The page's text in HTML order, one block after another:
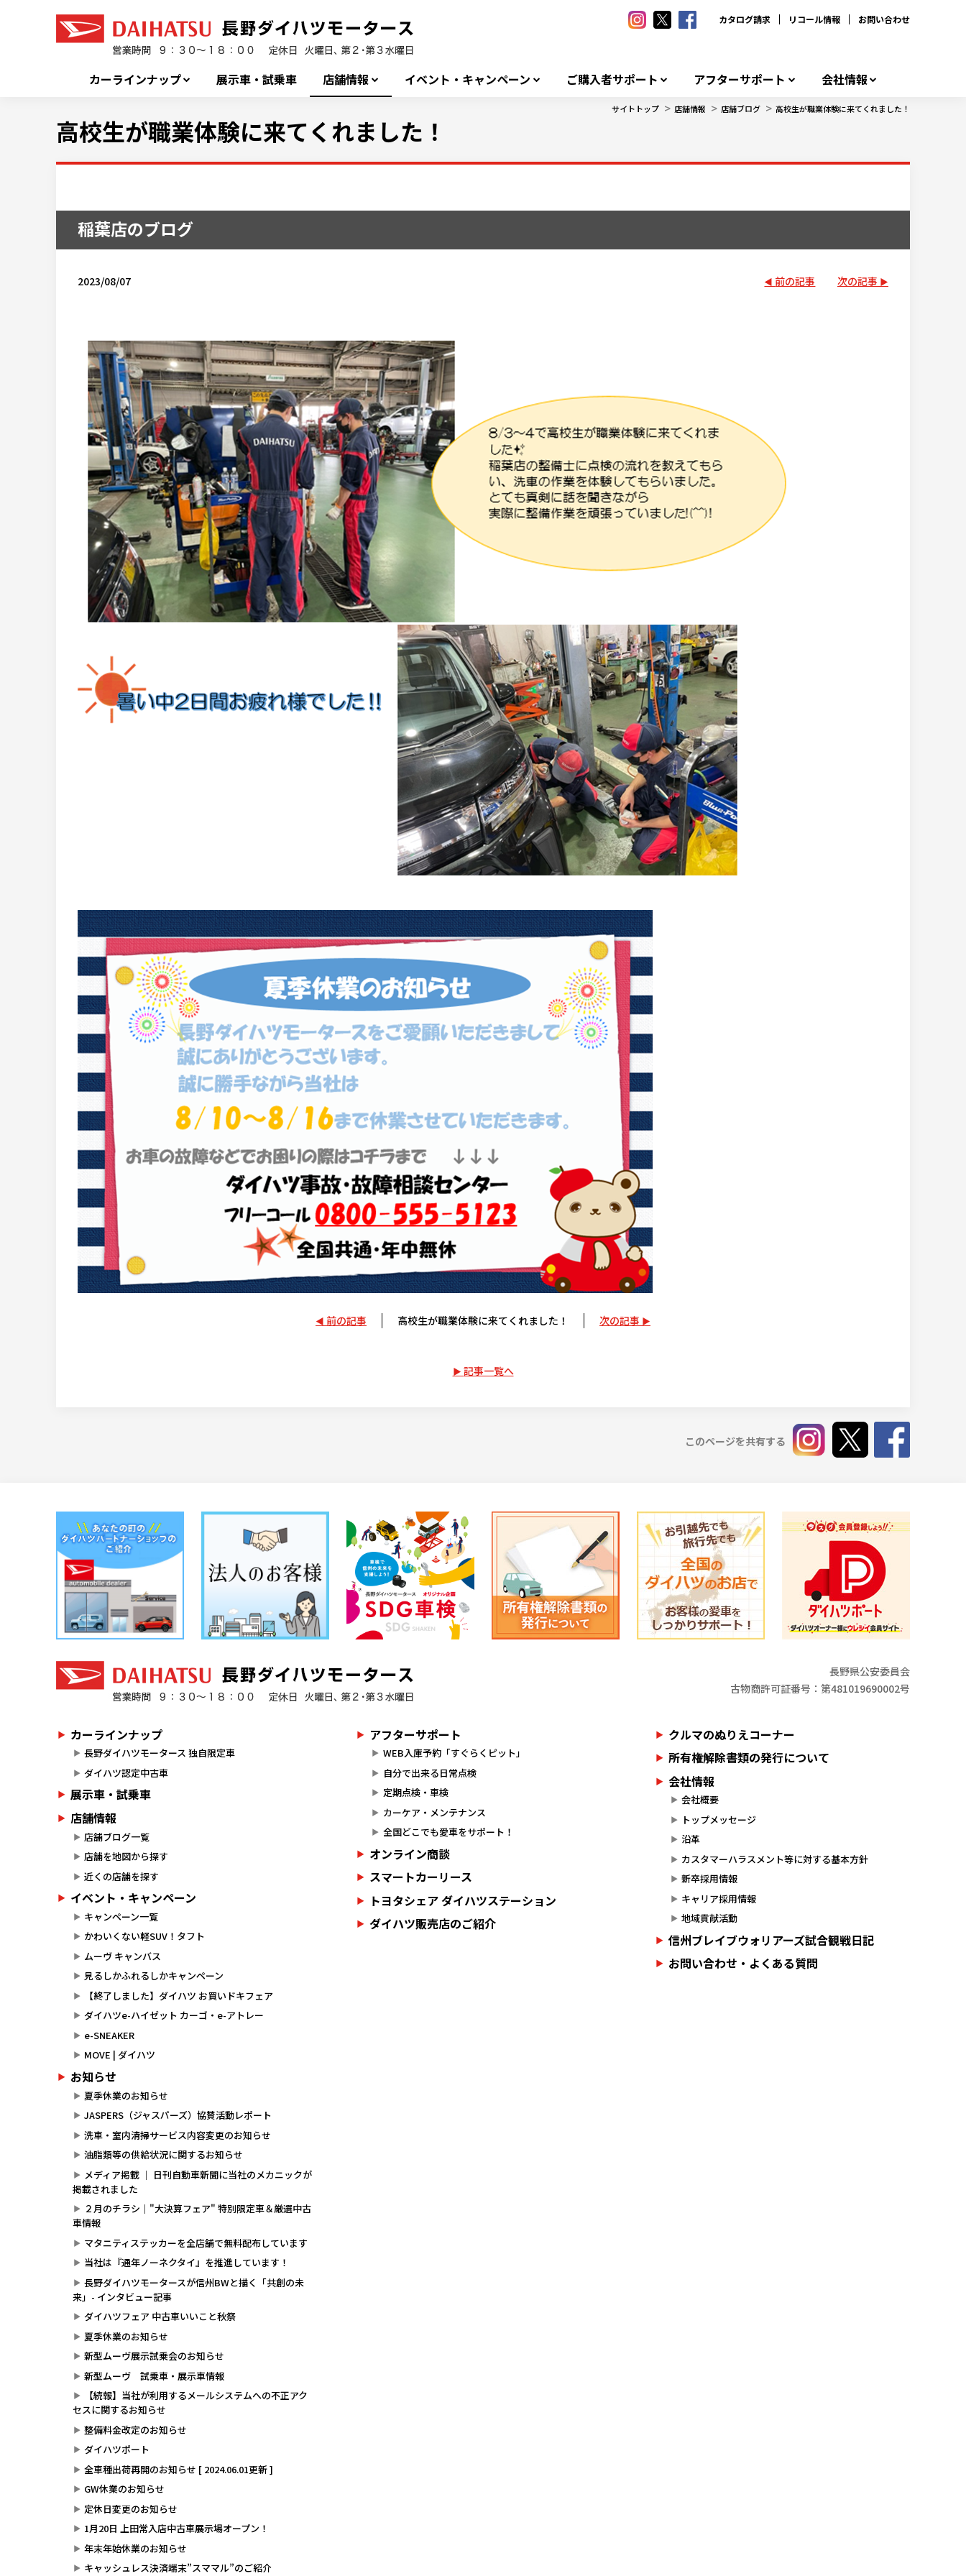
カタログ請求 リコール情報 お問い合わせ
カーラインナップ 展示車・試乗車 店舗情報 イベント・キャンペーン ご購入者サポート アフターサポート 会社情報
サイトトップ > 店舗情報 > 店舗ブログ > 高校生が職業体験に来てくれました！
高校生が職業体験に来てくれました！
稲葉店のブログ
2023/08/07 前の記事 次の記事
前の記事 高校生が職業体験に来てくれました！ 次の記事
記事一覧へ
このページを共有する
長野県公安委員会
古物商許可証番号：第481019690002号
カーラインナップ
長野ダイハツモータース 独自限定車
ダイハツ認定中古車
展示車・試乗車
店舗情報
店舗ブログ一覧
店舗を地図から探す
近くの店舗を探す
イベント・キャンペーン
キャンペーン一覧
かわいくない軽SUV！タフト
ムーヴ キャンバス
見るしかふれるしかキャンペーン
【終了しました】ダイハツ お買いドキフェア
ダイハツe-ハイゼット カーゴ・e-アトレー
e-SNEAKER
MOVE | ダイハツ
お知らせ
夏季休業のお知らせ
JASPERS（ジャスパーズ）協賛活動レポート
洗車・室内清掃サービス内容変更のお知らせ
油脂類等の供給状況に関するお知らせ
メディア掲載 ｜ 日刊自動車新聞に当社のメカニックが
掲載されました
２月のチラシ｜"大決算フェア" 特別限定車＆厳選中古
車情報
マタニティステッカーを全店舗で無料配布しています
当社は『通年ノーネクタイ』を推進しています！
長野ダイハツモータースが信州BWと描く「共創の未
来」- インタビュー記事
ダイハツフェア 中古車いいこと秋祭
夏季休業のお知らせ
新型ムーヴ展示試乗会のお知らせ
新型ムーヴ 試乗車・展示車情報
【続報】当社が利用するメールシステムへの不正アク
セスに関するお知らせ
整備料金改定のお知らせ
ダイハツポート
全車種出荷再開のお知らせ [ 2024.06.01更新 ]
GW休業のお知らせ
定休日変更のお知らせ
1月20日 上田常入店中古車展示場オープン！
年末年始休業のお知らせ
キャッシュレス決済端末”スママル”のご紹介
アフターサポート
WEB入庫予約「すぐらくピット」
自分で出来る日常点検
定期点検・車検
カーケア・メンテナンス
全国どこでも愛車をサポート！
オンライン商談
スマートカーリース
トヨタシェア ダイハツステーション
ダイハツ販売店のご紹介
クルマのぬりえコーナー
所有権解除書類の発行について
会社情報
会社概要
トップメッセージ
沿革
カスタマーハラスメント等に対する基本方針
新卒採用情報
キャリア採用情報
地域貢献活動
信州ブレイブウォリアーズ試合観戦日記
お問い合わせ・よくある質問